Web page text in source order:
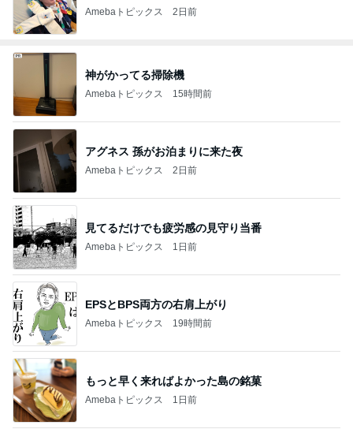
Amebaトピックス 2日前
神がかってる掃除機
Amebaトピックス 15時間前
アグネス 孫がお泊まりに来た夜
Amebaトピックス 2日前
見てるだけでも疲労感の見守り当番
Amebaトピックス 1日前
EPSとBPS両方の右肩上がり
Amebaトピックス 19時間前
もっと早く来ればよかった島の銘菓
Amebaトピックス 1日前